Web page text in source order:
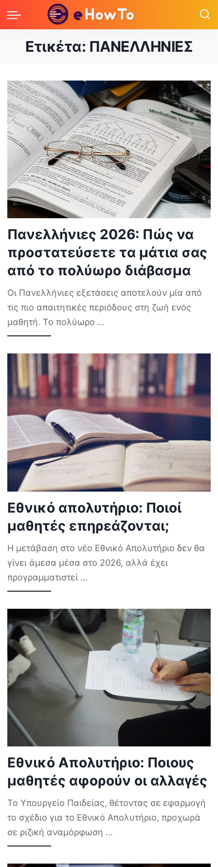
Ετικέτα: ΠΑΝΕΛΛΗΝΙΕΣ
Πανελλήνιες 2026: Πώς να
προστατεύσετε τα μάτια σας
από το πολύωρο διάβασμα
Οι Πανελλήνιες εξετάσεις αποτελούν μία από
τις πιο απαιτητικές περιόδους στη ζωή ενός
μαθητή. Το πολύωρο ...
Εθνικό απολυτήριο: Ποιοί
μαθητές επηρεάζονται;
Η μετάβαση στο νέο Εθνικό Απολυτήριο δεν θα
γίνει άμεσα μέσα στο 2026, αλλά έχει
προγραμματιστεί ...
Εθνικό Απολυτήριο: Ποιους
μαθητές αφορούν οι αλλαγές
Το Υπουργείο Παιδείας, θέτοντας σε εφαρμογή
το σχέδιο για το Εθνικό Απολυτήριο, προχωρά
σε ριζική αναμόρφωση ...